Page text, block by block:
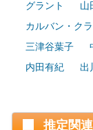
グラント
山
カルバン・ク
三津谷葉子
内田有紀
出
推定関